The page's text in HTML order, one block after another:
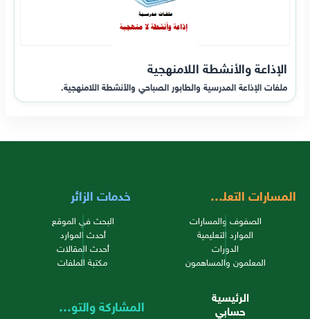
الإذاعة والأنشطة اللامنهجية
ملفات الإذاعة المدرسية والطابور الصباحي والأنشطة اللامنهجية.
المسارات التعليمية
الصفوف والمسارات
الموارد التعليمية
الدورات
المعلمون والمساهمون
خدمات الزائر
البحث في الموقع
أحدث الموارد
أحدث المقالات
مكتبة الملفات
الرئيسية
حسابي المشاركة والتواصل